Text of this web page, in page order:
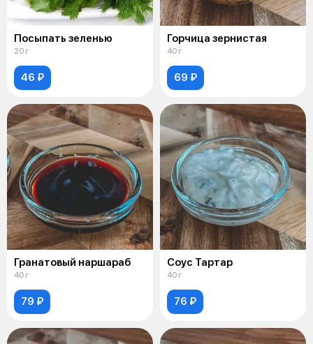
Посыпать зеленью
20 г
46 ₽
Горчица зернистая
40 г
69 ₽
Гранатовый наршараб
40 г
79 ₽
Соус Тартар
40 г
76 ₽